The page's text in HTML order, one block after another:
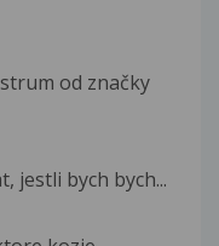
od značky
jestli bych bych...